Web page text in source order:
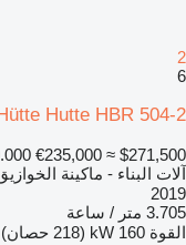
2
6
Hutte HBR 504-2
€235,000 ≈ $271,500
آلات البناء - ماكينة
2019
3.705 متر / ساعة
القوة 160 kW (218 حصان)